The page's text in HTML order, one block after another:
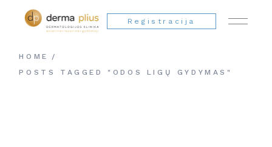
Registracija
HOME
POSTS TAGGED "ODOS LIGŲ GYDYMAS"